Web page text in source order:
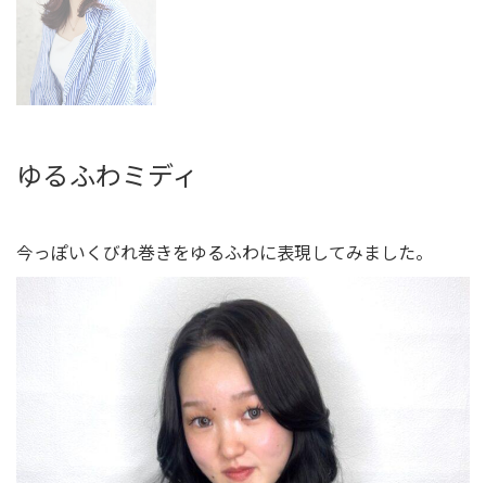
ゆるふわミディ
今っぽいくびれ巻きをゆるふわに表現してみました。